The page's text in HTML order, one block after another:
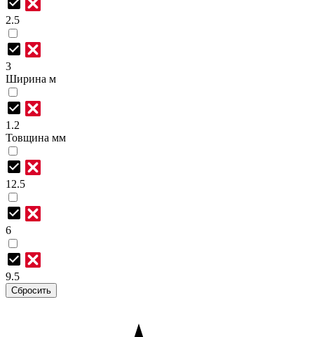
2.5
3
Ширина м
1.2
Товщина мм
12.5
6
9.5